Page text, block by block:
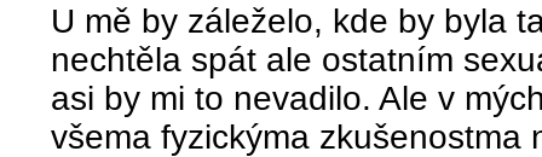
U mě by záleželo, kde by byla
nechtěla spát ale ostatním
asi by mi to nevadilo. Ale v
všema fyzickýma zkušenostma